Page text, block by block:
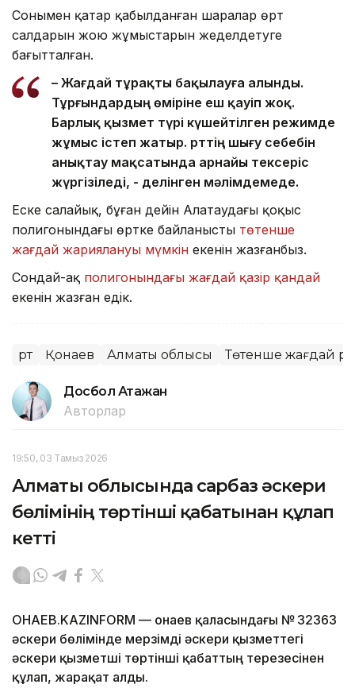
Сонымен қатар қабылданған шаралар өрт
салдарын жою жұмыстарын жеделдетуге
бағытталған.
– Жағдай тұрақты бақылауға алынды.
Тұрғындардың өміріне еш қауіп жоқ.
Барлық қызмет түрі күшейтілген режимде
жұмыс істеп жатыр. Өрттің шығу себебін
анықтау мақсатында арнайы тексеріс
жүргізіледі, - делінген мәлімдемеде.
Еске салайық, бұған дейін Алатаудағы қоқыс
полигонындағы өртке байланысты төтенше
жағдай жариялануы мүмкін екенін жазғанбыз.
Сондай-ақ полигонындағы жағдай қазір қандай
екенін жазған едік.
Өрт Қонаев Алматы облысы Төтенше жағдай
Досбол Атажан
Авторлар
19:50, 03 Тамыз 2026
Алматы облысында сарбаз әскери
бөлімінің төртінші қабатынан құлап
кетті
ҚОНАЕВ.KAZINFORM — Қонаев қаласындағы № 32363
әскери бөлімінде мерзімді әскери қызметтегі
әскери қызметші төртінші қабаттың терезесінен
құлап, жарақат алды.